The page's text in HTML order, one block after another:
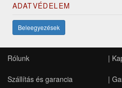
ADATVÉDELEM
Beleegyezések
Rólunk
Szállítás és garancia
|
|